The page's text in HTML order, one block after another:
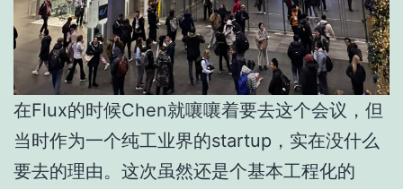
在Flux的时候Chen就嚷嚷着要去这个会议，但
当时作为一个纯工业界的startup，实在没什么
要去的理由。这次虽然还是个基本工程化的